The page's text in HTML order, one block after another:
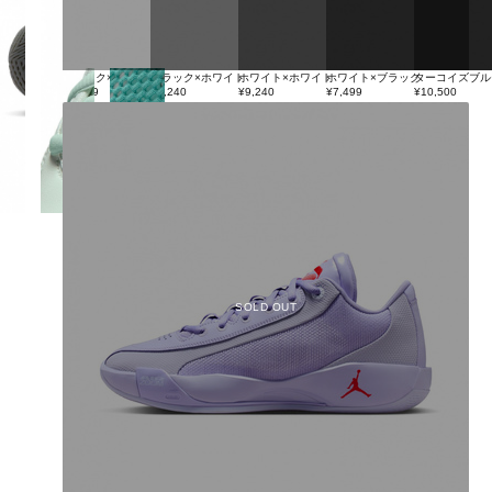
ブラック×グレー
¥7,909
ブラック×ホワイト
¥9,240
ホワイト×ホワイト
¥9,240
ホワイト×ブラック
¥7,499
ターコイズブ
¥10,500
SOLD OUT